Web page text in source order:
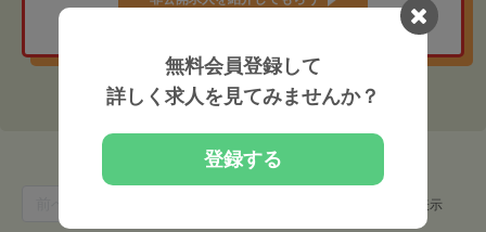
件中 1 〜 2 件を表示
無料会員登録して
詳しく求人を見てみませんか？
登録する